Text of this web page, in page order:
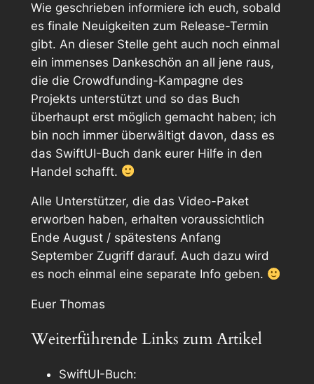
Wie geschrieben informiere ich euch, sobald
es finale Neuigkeiten zum Release-Termin
gibt. An dieser Stelle geht auch noch einmal
ein immenses Dankeschön an all jene raus,
die die Crowdfunding-Kampagne des
Projekts unterstützt und so das Buch
überhaupt erst möglich gemacht haben; ich
bin noch immer überwältigt davon, dass es
das SwiftUI-Buch dank eurer Hilfe in den
Handel schafft.
Alle Unterstützer, die das Video-Paket
erworben haben, erhalten voraussichtlich
Ende August / spätestens Anfang
September Zugriff darauf. Auch dazu wird
es noch einmal eine separate Info geben.
Euer Thomas
Weiterführende Links zum Artikel
SwiftUI-Buch: